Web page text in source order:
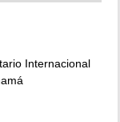
Internacional